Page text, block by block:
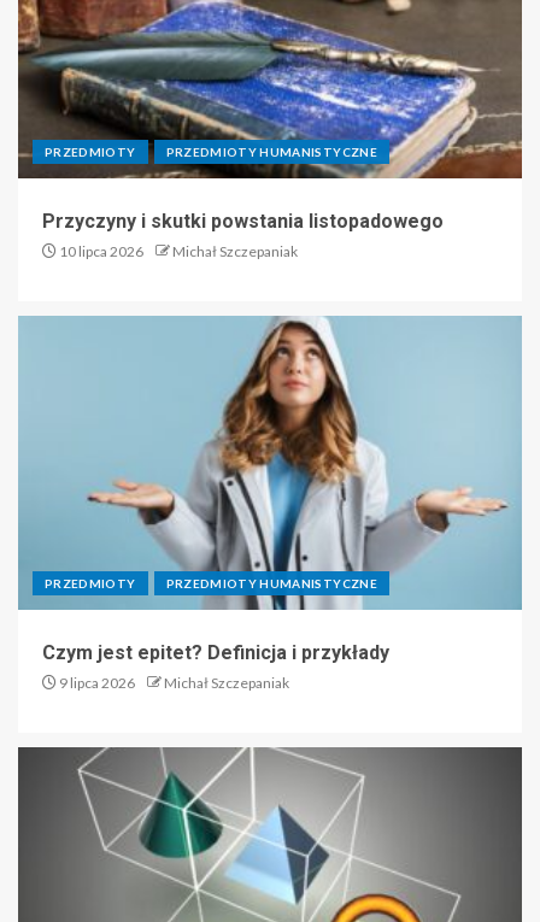
PRZEDMIOTY PRZEDMIOTY HUMANISTYCZNE
Przyczyny i skutki powstania listopadowego
10 lipca 2026 Michał Szczepaniak
PRZEDMIOTY PRZEDMIOTY HUMANISTYCZNE
Czym jest epitet? Definicja i przykłady
9 lipca 2026 Michał Szczepaniak